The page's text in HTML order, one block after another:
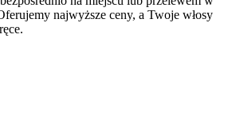
najwyższe ceny, a Twoje włosy